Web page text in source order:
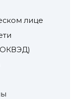
лице